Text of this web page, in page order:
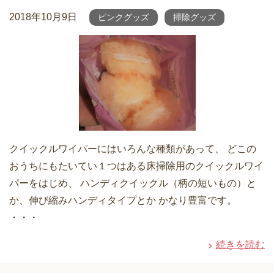
2018年10月9日 ピンクグッズ 掃除グッズ
クイックルワイパーにはいろんな種類があって、 どこの
おうちにもたいてい１つはある床掃除用のクイックルワイ
パーをはじめ、 ハンディクイックル（柄の短いもの）と
か、伸び縮みハンディタイプとか かなり豊富です。
・・・
続きを読む